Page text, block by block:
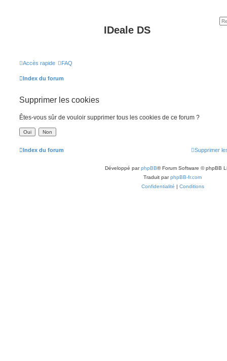
IDeale DS
Accès rapide FAQ
Index du forum
Supprimer les cookies
Êtes-vous sûr de vouloir supprimer tous les cookies de ce forum ?
Index du forum Supprimer
Développé parphpBB® Forum Software © phpBB
Traduit parphpBB-fr.com
Confidentialité | Conditions